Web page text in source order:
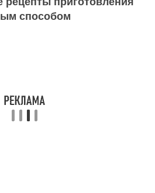
способом